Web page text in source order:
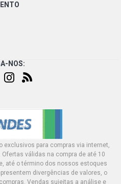
NOS:
exclusivos para compras via internet,
válidas na compra de até 10
até o término dos nossos estoques
divergências de valores, o
Vendas sujeitas a análise e